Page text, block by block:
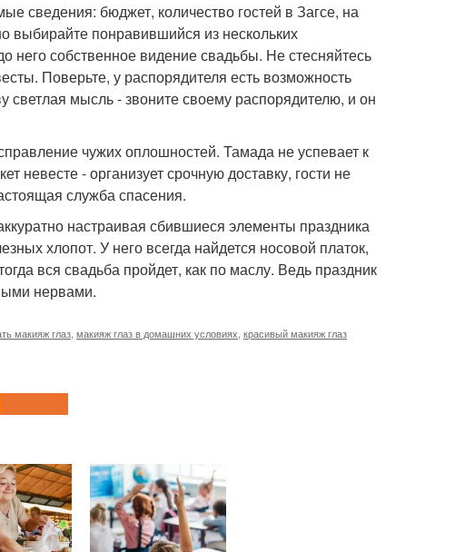
сведения: бюджет, количество гостей в Загсе, на
выбирайте понравившийся из нескольких
него собственное видение свадьбы. Не стесняйтесь
Поверьте, у распорядителя есть возможность
мысль - звоните своему распорядителю, и он
чужих оплошностей. Тамада не успевает к
невесте - организует срочную доставку, гости не
служба спасения.
настраивая сбившиеся элементы праздника
хлопот. У него всегда найдется носовой платок,
вся свадьба пройдет, как по маслу. Ведь праздник
нервами.
макияж глаз макияж глаз в домашних условиях красивый макияж глаз